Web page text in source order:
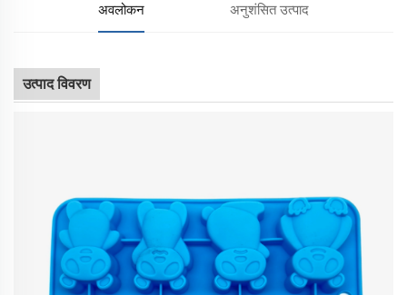
अवलोकन अनुशंसित उत्पाद
उत्पाद विवरण